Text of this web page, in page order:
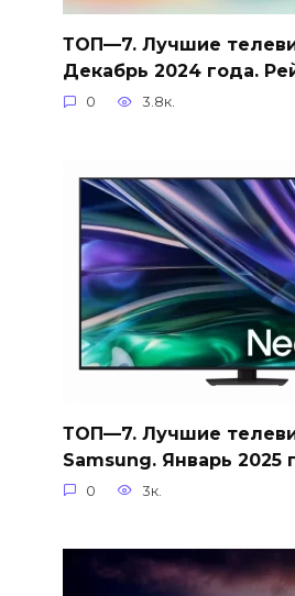
ТОП—7. Лучшие
Декабрь 2024 года.
0 3.8к.
ТОП—7. Лучшие
Samsung. Январь 2025
0 3к.